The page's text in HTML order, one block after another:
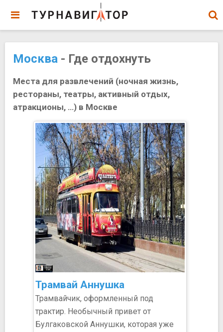
Москва - Где отдохнуть
Места для развлечений (ночная жизнь,
рестораны, театры, активный отдых,
атракционы, …) в Москве
Трамвай Аннушка
Трамвайчик, оформленный под
трактир. Необычный привет от
Булгаковской Аннушки, которая уже